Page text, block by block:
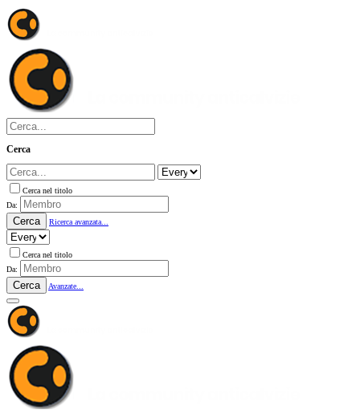
Cerca
Cerca nel titolo
Da:
Cerca Ricerca avanzata...
Cerca nel titolo
Da:
Cerca Avanzate...